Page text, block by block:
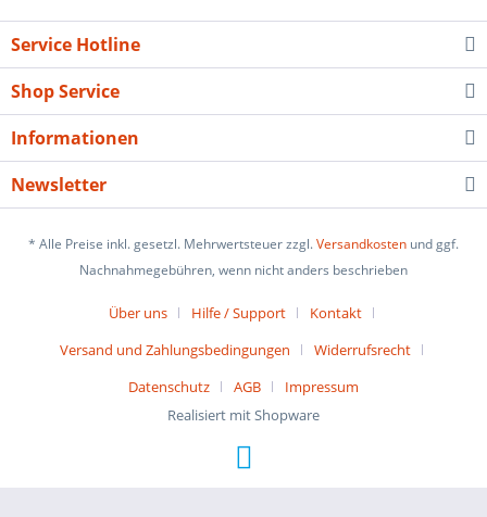
Service Hotline
Shop Service
Informationen
Newsletter
* Alle Preise inkl. gesetzl. Mehrwertsteuer zzgl.Versandkosten und ggf.
Nachnahmegebühren, wenn nicht anders beschrieben
Über uns Hilfe / Support
Kontakt
Versand und Zahlungsbedingungen
Widerrufsrecht
Datenschutz
AGB
Impressum
Realisiert mit Shopware